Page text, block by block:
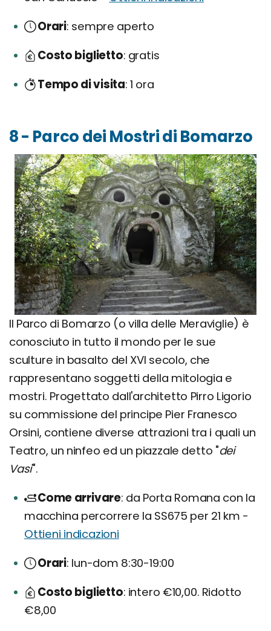
Orari sempre aperto
Costo biglietto gratis
Tempo di visita 1 ora
8 - Parco dei Mostri di Bomarzo
Il Parco di Bomarzo (o villa delle Meraviglie) è
conosciuto in tutto il mondo per le sue
sculture in basalto del XVI secolo, che
rappresentano soggetti della mitologia e
mostri. Progettato dall'architetto Pirro Ligorio
su commissione del principe Pier Franesco
Orsini, contiene diverse attrazioni tra i quali un
Teatro, un ninfeo ed un piazzale detto "dei
Vasi".
Come arrivare da Porta Romana con la
macchina percorrere la SS675 per 21 km -
Ottieni indicazioni
Orari lun-dom 8:30-19:00
Costo biglietto intero €10,00. Ridotto
€8,00